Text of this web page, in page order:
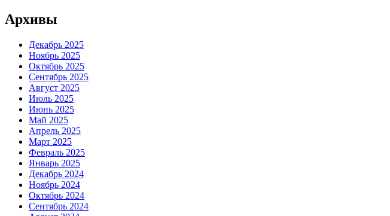
Архивы
Декабрь 2025
Ноябрь 2025
Октябрь 2025
Сентябрь 2025
Август 2025
Июль 2025
Июнь 2025
Май 2025
Апрель 2025
Март 2025
Февраль 2025
Январь 2025
Декабрь 2024
Ноябрь 2024
Октябрь 2024
Сентябрь 2024